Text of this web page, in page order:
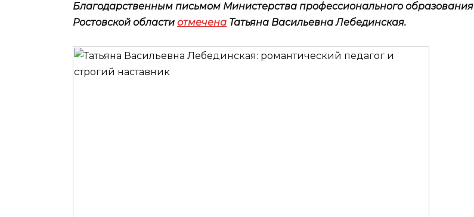
Благодарственным письмом Министерства профессионального образования
Ростовской области отмечена Татьяна Васильевна Лебединская.